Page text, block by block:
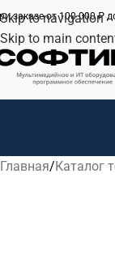
Skip to navigation
Skip to main
заказе от 100 000 ₽
Главная Каталог